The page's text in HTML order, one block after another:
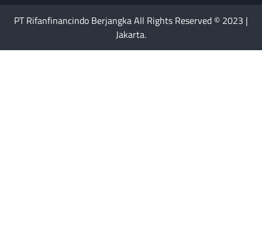
PT Rifanfinancindo Berjangka All Rights Reserved © 2023 |
Jakarta.